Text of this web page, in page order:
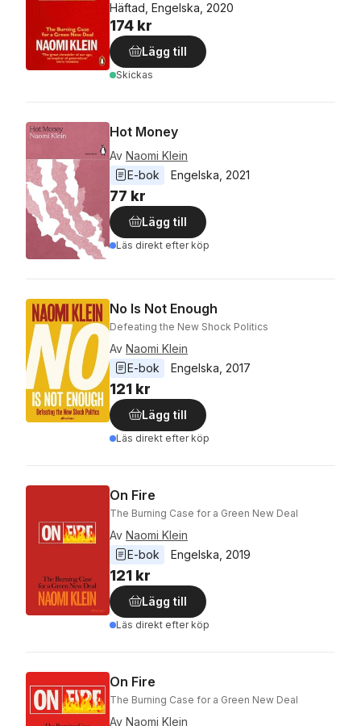
Häftad, Engelska, 2020
174 kr
Lägg till
Skickas
Hot Money
Av Naomi Klein
E-bok
Engelska 2021
77 kr
Lägg till
Läs direkt efter köp
No Is Not Enough
Defeating the New Shock Politics
Av Naomi Klein
E-bok
Engelska 2017
121 kr
Lägg till
Läs direkt efter köp
On Fire
The Burning Case for a Green New Deal
Av Naomi Klein
E-bok
Engelska 2019
121 kr
Lägg till
Läs direkt efter köp
On Fire
The Burning Case for a Green New Deal
Av Naomi Klein